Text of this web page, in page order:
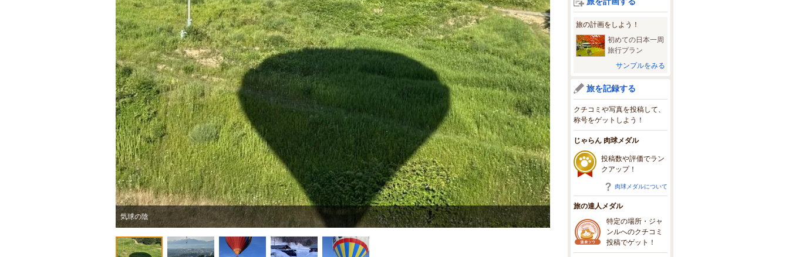
気球の陰
旅の計画をしよう！
初めての日本一周
旅行プラン
サンプルをみる
旅を記録する
クチコミや写真を投稿して、
称号をゲットしよう！
じゃらん 肉球メダル
投稿数や評価でラン
クアップ！
肉球メダルについて
旅の達人メダル
特定の場所・ジャ
ンルへのクチコミ
投稿でゲット！